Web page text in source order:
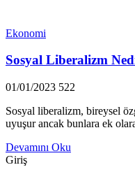
Ekonomi
Sosyal Liberalizm
01/01/2023 522
Sosyal liberalizm, bireysel
uyuşur ancak bunlara ek
Devamını Oku
Giriş